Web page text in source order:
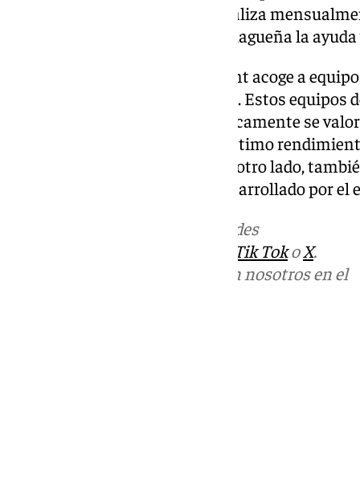
Externamente, MART Social realiza
que agradece a la población malagueña la
La competición Formula Student acoge a
universidades de todo el mundo. Estos
una normativa en la que no únicamente se
sino que se juzga también su óptimo
utilización de recursos, etc. Por otro lado,
plan de negocio propuesto y desarrollado por el
en las redes
Tik TokoX.
Puedes ponerte en contacto con nosotros en el